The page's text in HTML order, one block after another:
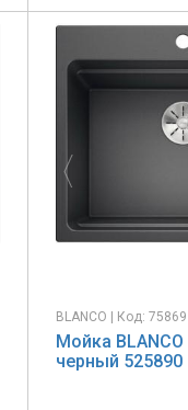
BLANCO | Код: 75869
Мойка BLANCO
черный 525890